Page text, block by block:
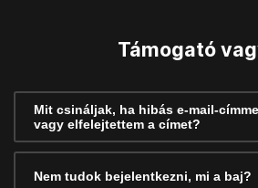
Támogató
Mit csináljak, ha hibás e-mail-
vagy elfelejtettem a címet?
Nem tudok bejelentkezni, mi a baj?